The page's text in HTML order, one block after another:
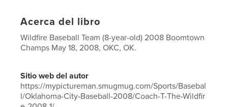
Acerca del libro
Wildfire Baseball Team (8-year-old) 2008 Boomtown
Champs May 18, 2008, OKC, OK.
Sitio web del autor
https://mypictureman.smugmug.com/Sports/Basebal
l/Oklahoma-City-Baseball-2008/Coach-T-The-Wildfir